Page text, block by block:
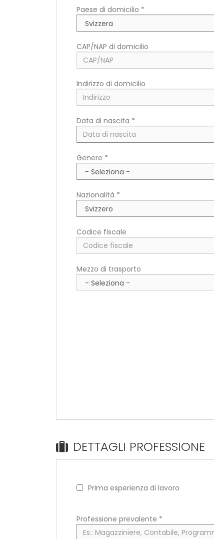
Paese di domicilio *
CAP/NAP di domicilio
Indirizzo di domicilio
Paese di residenza *
CAP/NAP di residenza
Indirizzo di residenza
Data di nascita *
Genere *
Nazionalità *
Codice fiscale
Mezzo di trasporto
DETTAGLI PROFESSIONE
Prima esperienza di lavoro
Professione prevalente *